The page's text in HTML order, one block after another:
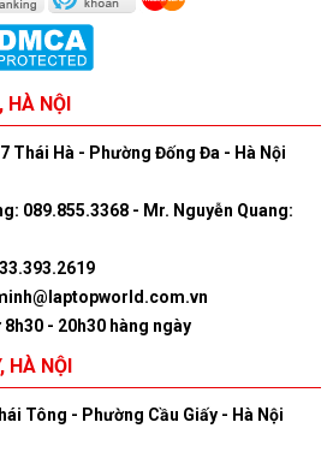
HÀ NỘI
Thái Hà - Phường Đống Đa - Hà Nội
089.855.3368 - Mr. Nguyễn Quang:
8h30 - 20h30 hàng ngày
HÀ NỘI
Tông - Phường Cầu Giấy - Hà Nội